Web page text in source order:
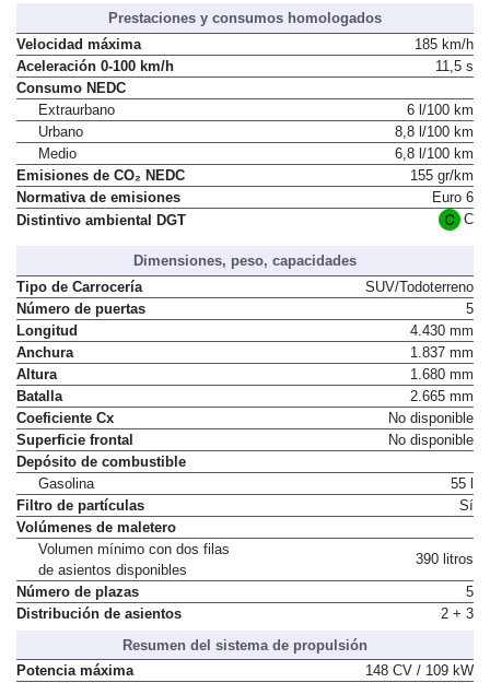
Prestaciones y consumos homologados
Velocidad máxima
185 km/h
Aceleración 0-100 km/h
11,5 s
Consumo NEDC
Extraurbano
6 l/100 km
Urbano
8,8 l/100 km
Medio
6,8 l/100 km
Emisiones de CO₂ NEDC
155 gr/km
Normativa de emisiones
Euro 6
Distintivo ambiental DGT
C
Dimensiones, peso, capacidades
Tipo de Carrocería
SUV/Todoterreno
Número de puertas
5
Longitud
4.430 mm
Anchura
1.837 mm
Altura
1.680 mm
Batalla
2.665 mm
Coeficiente Cx
No disponible
Superficie frontal
No disponible
Depósito de combustible
Gasolina
55 l
Filtro de partículas
Sí
Volúmenes de maletero
Volumen mínimo con dos filas
de asientos disponibles
390 litros
Número de plazas
5
Distribución de asientos
2 + 3
Resumen del sistema de propulsión
Potencia máxima
148 CV / 109 kW